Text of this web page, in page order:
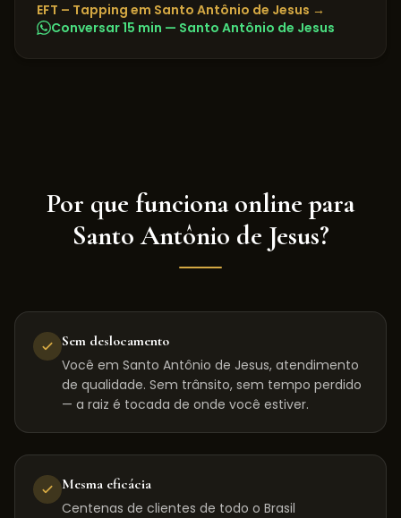
EFT – Tapping em Santo Antônio de Jesus →
Conversar 15 min — Santo Antônio de Jesus
Por que funciona online para
Santo Antônio de Jesus?
Sem deslocamento
Você em Santo Antônio de Jesus, atendimento
de qualidade. Sem trânsito, sem tempo perdido
— a raiz é tocada de onde você estiver.
Mesma eficácia
Centenas de clientes de todo o Brasil